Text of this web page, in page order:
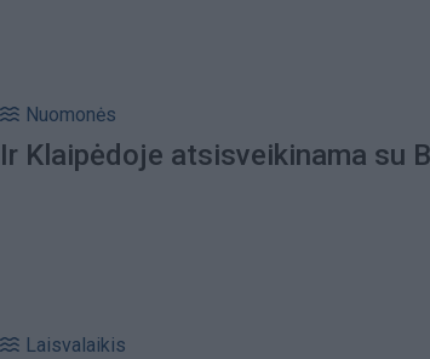
Nuomonės
Ir Klaipėdoje atsisveikinama su
Laisvalaikis